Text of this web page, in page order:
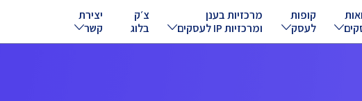
קופות
לעסק
מרכזיות בענן
ומרכזיות IP לעסקים
צ׳ק
בלוג
יצירת
קשר